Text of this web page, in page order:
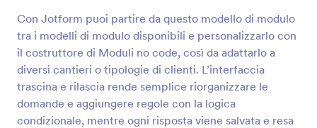
Con Jotform puoi partire da questo modello di modulo
tra i modelli di modulo disponibili e personalizzarlo con
il costruttore di Moduli no code, così da adattarlo a
diversi cantieri o tipologie di clienti. L’interfaccia
trascina e rilascia rende semplice riorganizzare le
domande e aggiungere regole con la logica
condizionale, mentre ogni risposta viene salvata e resa
Modulo Di Segnalazione Manutenzione